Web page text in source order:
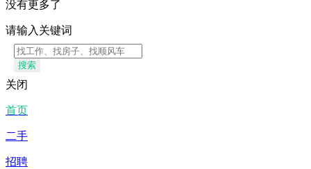
没有更多了
请输入关键词
搜索
关闭
首页
二手
招聘